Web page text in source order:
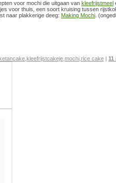
voor mochi die uitgaan van kleefrijstmeel
voor thuis, een soort kruising tussen
naar plakkerige deeg: Making Mochi .
kleefrijstcakeje mochi rice cake | 11